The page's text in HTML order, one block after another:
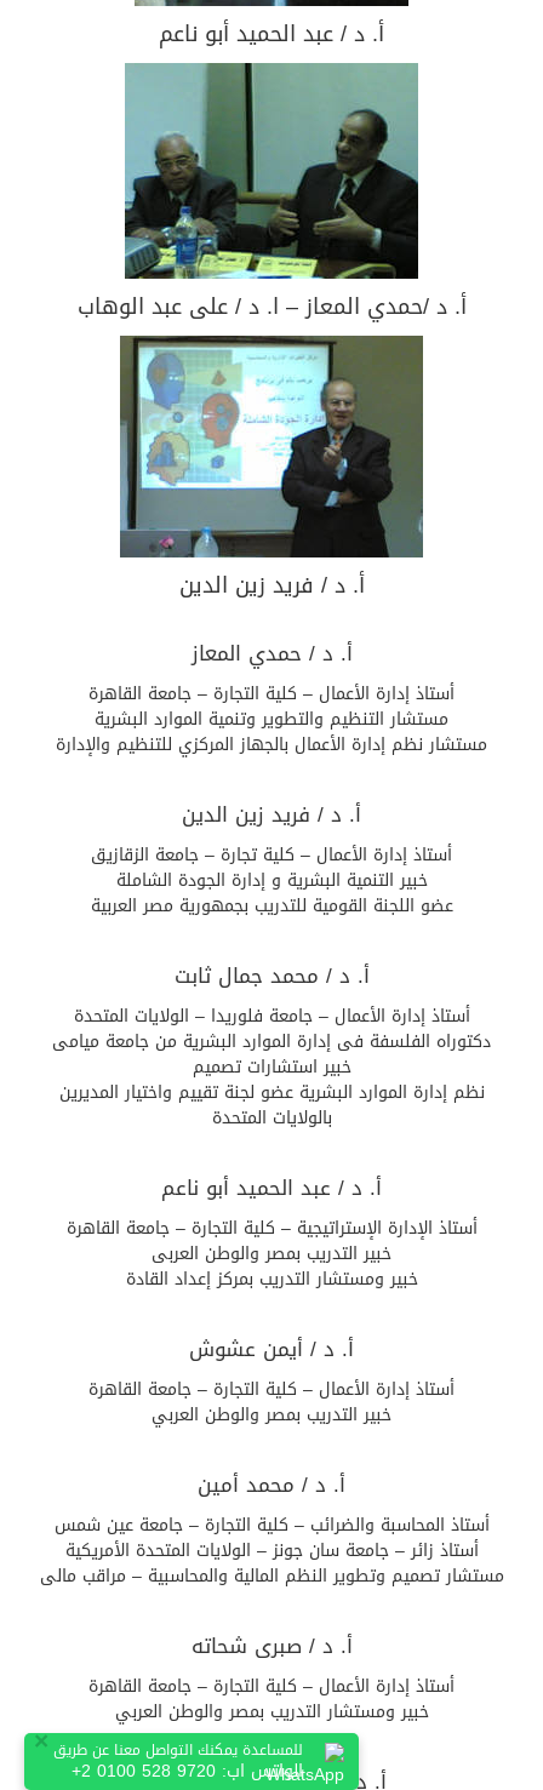
أ. د / عبد الحميد أبو ناعم
أ. د /حمدي المعاز – ا. د / على عبد الوهاب
أ. د / فريد زين الدين
أ. د / حمدي المعاز
أستاذ إدارة الأعمال – كلية التجارة – جامعة القاهرة
مستشار التنظيم والتطوير وتنمية الموارد البشرية
مستشار نظم إدارة الأعمال بالجهاز المركزي للتنظيم والإدارة
أ. د / فريد زين الدين
أستاذ إدارة الأعمال – كلية تجارة – جامعة الزقازيق
خبير التنمية البشرية و إدارة الجودة الشاملة
عضو اللجنة القومية للتدريب بجمهورية مصر العربية
أ. د / محمد جمال ثابت
أستاذ إدارة الأعمال – جامعة فلوريدا – الولايات المتحدة
دكتوراه الفلسفة فى إدارة الموارد البشرية من جامعة ميامى
خبير استشارات تصميم
نظم إدارة الموارد البشرية عضو لجنة تقييم واختيار المديرين
بالولايات المتحدة
أ. د / عبد الحميد أبو ناعم
أستاذ الإدارة الإستراتيجية – كلية التجارة – جامعة القاهرة
خبير التدريب بمصر والوطن العربى
خبير ومستشار التدريب بمركز إعداد القادة
أ. د / أيمن عشوش
أستاذ إدارة الأعمال – كلية التجارة – جامعة القاهرة
خبير التدريب بمصر والوطن العربي
أ. د / محمد أمين
أستاذ المحاسبة والضرائب – كلية التجارة – جامعة عين شمس
أستاذ زائر – جامعة سان جونز – الولايات المتحدة الأمريكية
مستشار تصميم وتطوير النظم المالية والمحاسبية – مراقب مالى
أ. د / صبرى شحاته
أستاذ إدارة الأعمال – كلية التجارة – جامعة القاهرة
خبير ومستشار التدريب بمصر والوطن العربي
أ. د / محمود سامى قاسم
×للمساعدة يمكنك التواصل معنا عن طريق
الواتس اب: +2 0100 528 9720